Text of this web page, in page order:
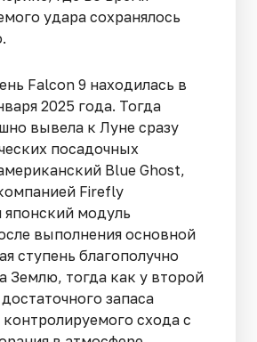
удара сохранялось
Falcon 9 находилась в
2025 года. Тогда
вывела к Луне сразу
посадочных
Blue Ghost,
Firefly
японский модуль
выполнения основной
ступень благополучно
Землю, тогда как у второй
запаса
контролируемого схода с